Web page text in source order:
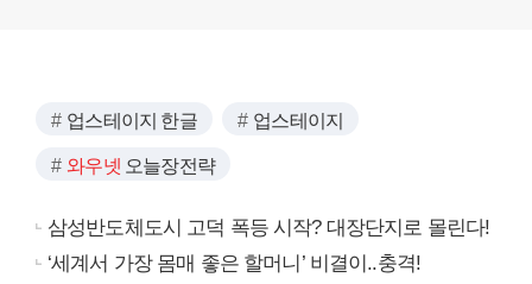
업스테이지 한글 업스테이지
와우넷 오늘장전략
삼성반도체도시 고덕 폭등 시작? 대장단지로 몰린다!
‘세계서 가장 몸매 좋은 할머니’ 비결이..충격!